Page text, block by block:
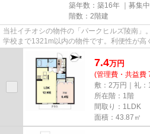
築年数：築16年 ｜募集中
階数：2階建
当社イチオシの物件の「パークヒルズ陵南」
学校まで1321m以内の物件です。利便性が高
き場です。この物件は、駅まで...
7.4万円
(管理費・共益費
敷：2万円｜礼：
所在階：1階
間取り：1LDK
面積：43.87㎡